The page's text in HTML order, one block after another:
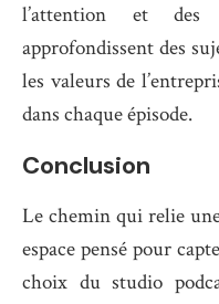
l’attention et
approfondissent des
les valeurs de
dans chaque épisode.
Conclusion
Le chemin qui relie
espace pensé pour
choix du studio